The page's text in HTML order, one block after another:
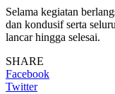
Selama kegiatan
dan kondusif serta
lancar hingga selesai.
SHARE
Facebook
Twitter